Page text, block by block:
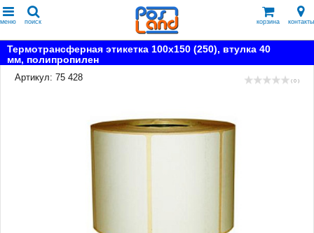
меню поиск корзина контакты
Термотрансферная этикетка 100x150 (250), втулка 40
мм, полипропилен
Артикул: 75 428
( 0 )